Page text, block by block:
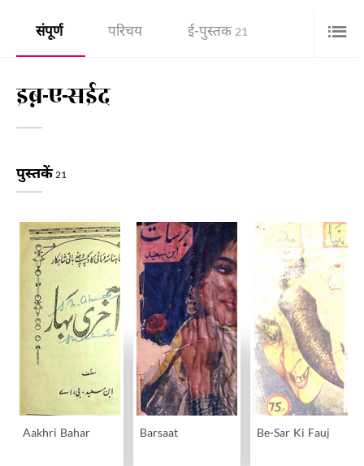
संपूर्ण परिचय ई-पुस्तक 21
इब्न-ए-सईद
पुस्तकें 21
Aakhri Bahar Barsaat Be-Sar Ki Fauj